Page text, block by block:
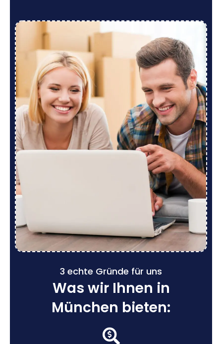
3 echte Gründe für uns
Was wir Ihnen in
München bieten: